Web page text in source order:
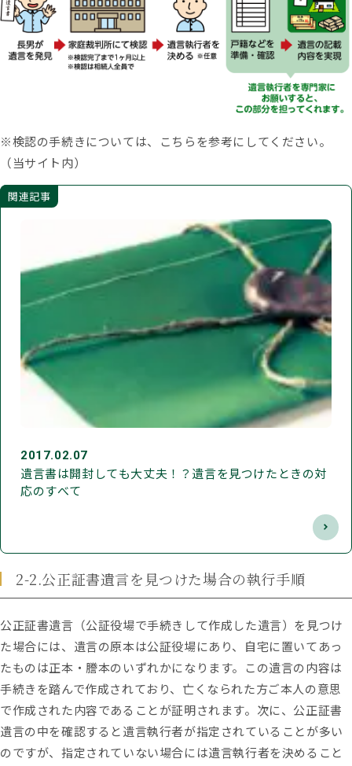
※検認の手続きについては、こちらを参考にしてください。
（当サイト内）
関連記事
2017.02.07
遺言書は開封しても大丈夫！？遺言を見つけたときの対
応のすべて
2-2.公正証書遺言を見つけた場合の執行手順
公正証書遺言（公証役場で手続きして作成した遺言）を見つけ
た場合には、遺言の原本は公証役場にあり、自宅に置いてあっ
たものは正本・謄本のいずれかになります。この遺言の内容は
手続きを踏んで作成されており、亡くなられた方ご本人の意思
で作成された内容であることが証明されます。次に、公正証書
遺言の中を確認すると遺言執行者が指定されていることが多い
のですが、指定されていない場合には遺言執行者を決めること